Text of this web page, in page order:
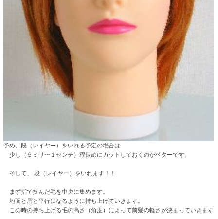
予め、段（レイヤー）をいれる予定の場合は
少し（５ミリ〜１センチ）程長めにカットしておくのがベターです。
そして、 段（レイヤー）をいれます！！
まず指で挟んだ毛を中央に集めます。
地面と眉と平行になるように持ち上げていきます。
この時の持ち上げる毛の高さ（角度）によって前髪の軽さが決まっていきます